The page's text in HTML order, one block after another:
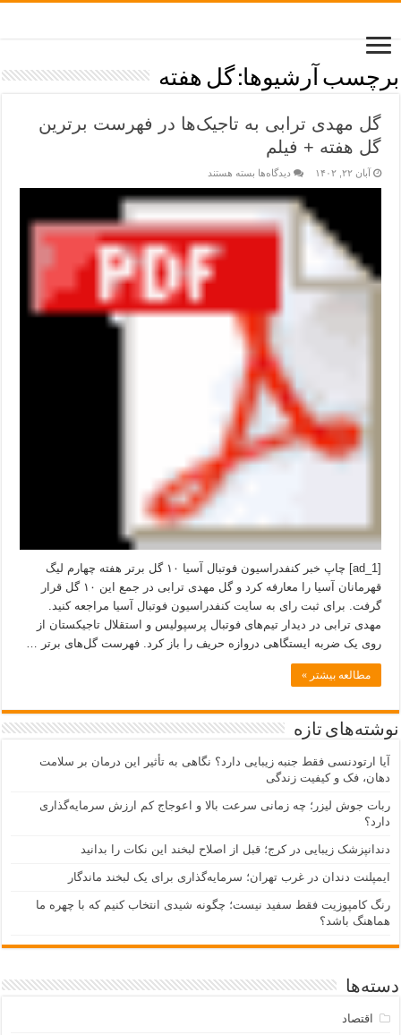
برچسب آرشیوها: گل هفته
گل مهدی ترابی به تاجیک‌ها در فهرست برترین
گل هفته + فیلم
آبان ۲۲, ۱۴۰۲ دیدگاه‌ها بسته هستند
[ad_1] چاپ خبر کنفدراسیون فوتبال آسیا ۱۰ گل برتر هفته چهارم لیگ
قهرمانان آسیا را معارفه کرد و گل مهدی ترابی در جمع این ۱۰ گل قرار
گرفت. برای ثبت رای به سایت کنفدراسیون فوتبال آسیا مراجعه کنید.
مهدی ترابی در دیدار تیم‌های فوتبال پرسپولیس و استقلال تاجیکستان از
روی یک ضربه ایستگاهی دروازه حریف را باز کرد. فهرست گل‌های برتر …
مطالعه بیشتر »
نوشته‌های تازه
آیا ارتودنسی فقط جنبه زیبایی دارد؟ نگاهی به تأثیر این درمان بر سلامت
دهان، فک و کیفیت زندگی
ربات جوش لیزر؛ چه زمانی سرعت بالا و اعوجاج کم ارزش سرمایه‌گذاری
دارد؟
دندانپزشک زیبایی در کرج؛ قبل از اصلاح لبخند این نکات را بدانید
ایمپلنت دندان در غرب تهران؛ سرمایه‌گذاری برای یک لبخند ماندگار
رنگ کامپوزیت فقط سفید نیست؛ چگونه شیدی انتخاب کنیم که با چهره ما
هماهنگ باشد؟
دسته‌ها
اقتصاد